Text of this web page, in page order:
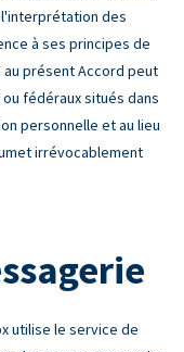
des
à ses principes de
présent Accord peut
fédéraux situés dans
personnelle et au lieu
irrévocablement
utilise le service de